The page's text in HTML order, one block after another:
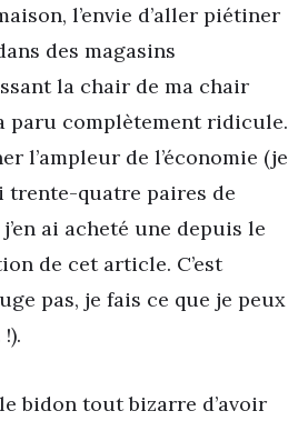
l’envie d’aller piétiner
des magasins
la chair de ma chair
paru complètement ridicule.
l’ampleur de l’économie (je
trente-quatre paires de
ai acheté une depuis le
de cet article. C’est
pas, je fais ce que je peux
bidon tout bizarre d’avoir